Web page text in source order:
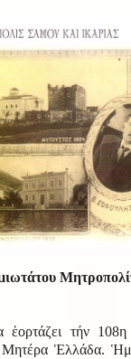
τήν 108η
Ἑλλάδα.